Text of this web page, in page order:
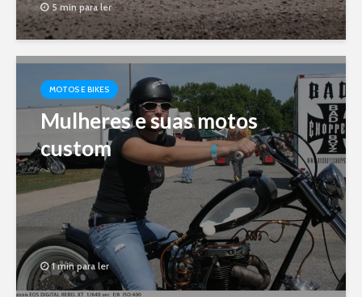
5 min para ler
MOTOS E BIKES
Mulheres e suas motos
custom
1 min para ler